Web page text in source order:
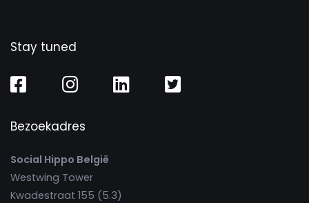
Stay tuned
Bezoekadres
Social Hippo België
Westwing Tower
Kwadestraat 155 (5.3)